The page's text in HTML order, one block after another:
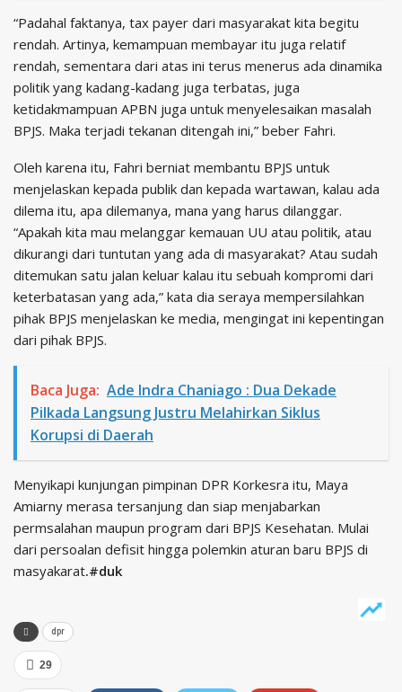
“Padahal faktanya, tax payer dari masyarakat kita begitu
rendah. Artinya, kemampuan membayar itu juga relatif
rendah, sementara dari atas ini terus menerus ada dinamika
politik yang kadang-kadang juga terbatas, juga
ketidakmampuan APBN juga untuk menyelesaikan masalah
BPJS. Maka terjadi tekanan ditengah ini,” beber Fahri.
Oleh karena itu, Fahri berniat membantu BPJS untuk
menjelaskan kepada publik dan kepada wartawan, kalau ada
dilema itu, apa dilemanya, mana yang harus dilanggar.
“Apakah kita mau melanggar kemauan UU atau politik, atau
dikurangi dari tuntutan yang ada di masyarakat? Atau sudah
ditemukan satu jalan keluar kalau itu sebuah kompromi dari
keterbatasan yang ada,” kata dia seraya mempersilahkan
pihak BPJS menjelaskan ke media, mengingat ini kepentingan
dari pihak BPJS.
Baca Juga: Ade Indra Chaniago : Dua Dekade
Pilkada Langsung Justru Melahirkan Siklus
Korupsi di Daerah
Menyikapi kunjungan pimpinan DPR Korkesra itu, Maya
Amiarny merasa tersanjung dan siap menjabarkan
permsalahan maupun program dari BPJS Kesehatan. Mulai
dari persoalan defisit hingga polemkin aturan baru BPJS di
masyakarat.#duk
dpr
29